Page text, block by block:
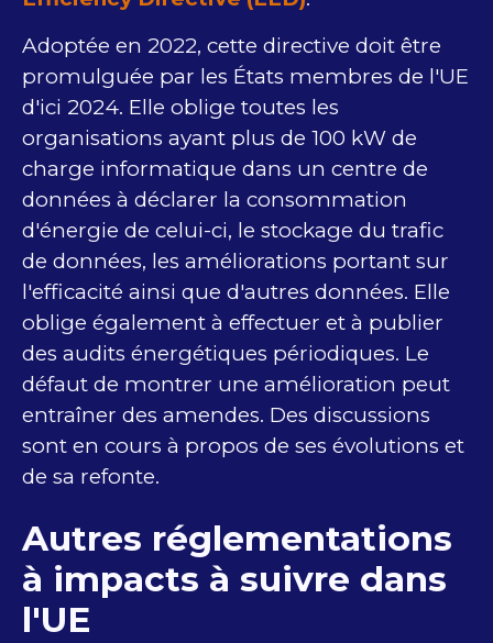
Adoptée en 2022, cette directive doit être
promulguée par les États membres de l'UE
d'ici 2024. Elle oblige toutes les
organisations ayant plus de 100 kW de
charge informatique dans un centre de
données à déclarer la consommation
d'énergie de celui-ci, le stockage du trafic
de données, les améliorations portant sur
l'efficacité ainsi que d'autres données. Elle
oblige également à effectuer et à publier
des audits énergétiques périodiques. Le
défaut de montrer une amélioration peut
entraîner des amendes. Des discussions
sont en cours à propos de ses évolutions et
de sa refonte.
Autres réglementations
à impacts à suivre dans
l'UE